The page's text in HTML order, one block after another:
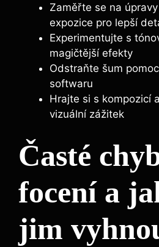
Zaměřte se na
expozice pro lepší
Experimentujte s
magičtější efekty
Odstraňte šum
softwaru
Hrajte si ⁣s kompozicí
vizuální zážitek
Časté
focení a
jim‌